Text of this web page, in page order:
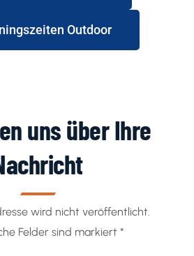
Outdoor
uns über Ihre
wird nicht veröffentlicht.
Felder sind markiert *